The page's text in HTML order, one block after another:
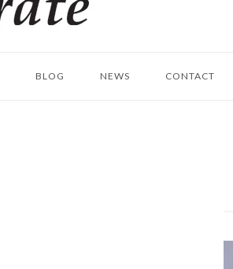
BLOG NEWS CONTACT